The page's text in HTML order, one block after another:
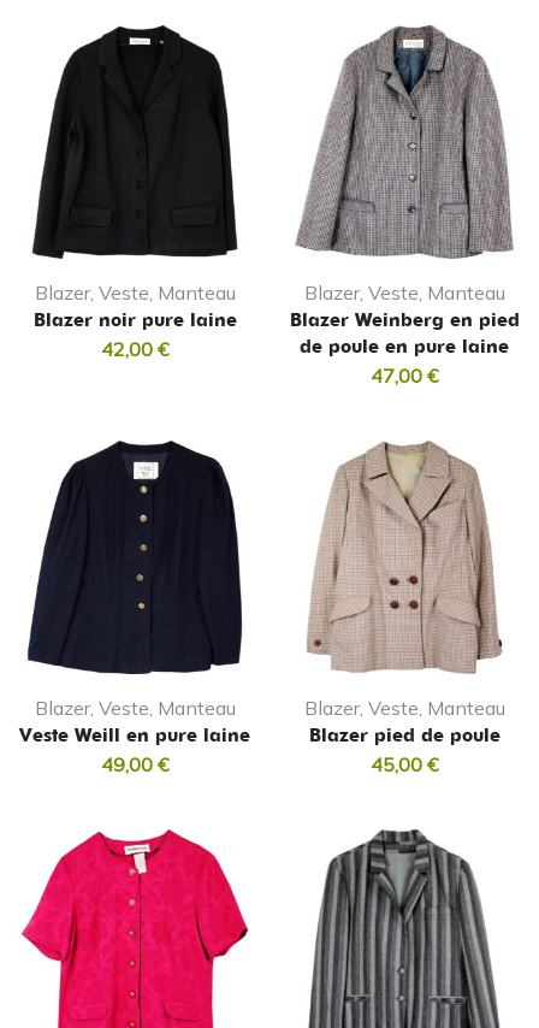
Blazer, Veste, Manteau
Blazer noir pure laine
42,00 €
Blazer, Veste, Manteau
Blazer Weinberg en pied
de poule en pure laine
47,00 €
Blazer, Veste, Manteau
Veste Weill en pure laine
49,00 €
Blazer, Veste, Manteau
Blazer pied de poule
45,00 €